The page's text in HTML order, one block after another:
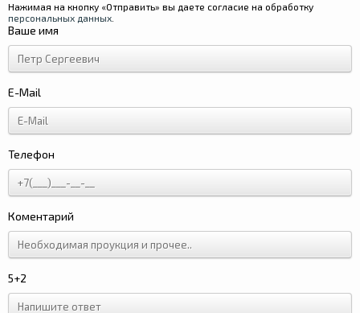
Ваше имя
E-Mail
Телефон
Коментарий
5+2
Нажимая на кнопку «Отправить» вы даете согласие на обработку
персональных данных